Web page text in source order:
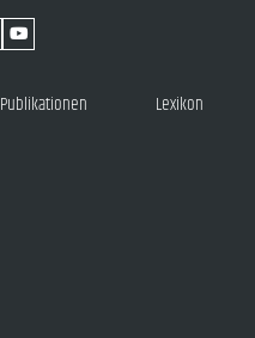
Publikationen Lexikon